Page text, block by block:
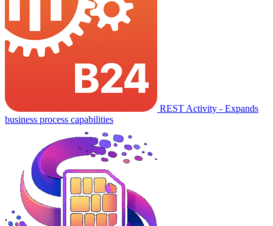
REST Activity - Expands
business process capabilities